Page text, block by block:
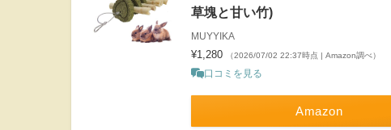
草塊と甘い竹)
MUYYIKA
¥1,280 （2026/07/02 22:37時点 | Amazon調べ）
口コミを見る
Amazon